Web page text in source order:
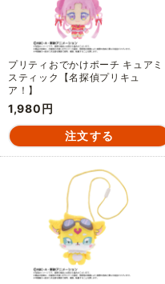
プリティおでかけポーチ キュアミ
スティック【名探偵プリキュ
ア！】
1,980円